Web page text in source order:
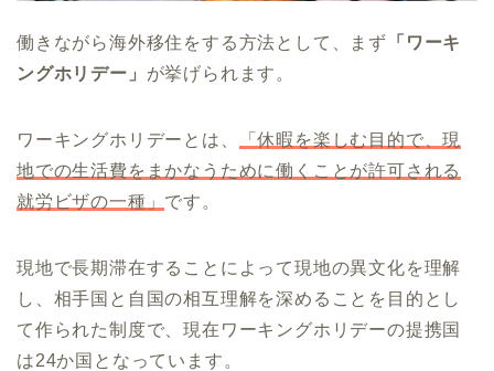
働きながら海外移住をする方法として、まず 「ワーキ
ングホリデー」 が挙げられます。
ワーキングホリデーとは、
「休暇を楽しむ目的で、現
地での生活費をまかなうために働くことが許可される
就労ビザの一種」 です。
現地で長期滞在することによって現地の異文化を理解
し、相手国と自国の相互理解を深めることを目的とし
て作られた制度で、現在ワーキングホリデーの提携国
は24か国となっています。